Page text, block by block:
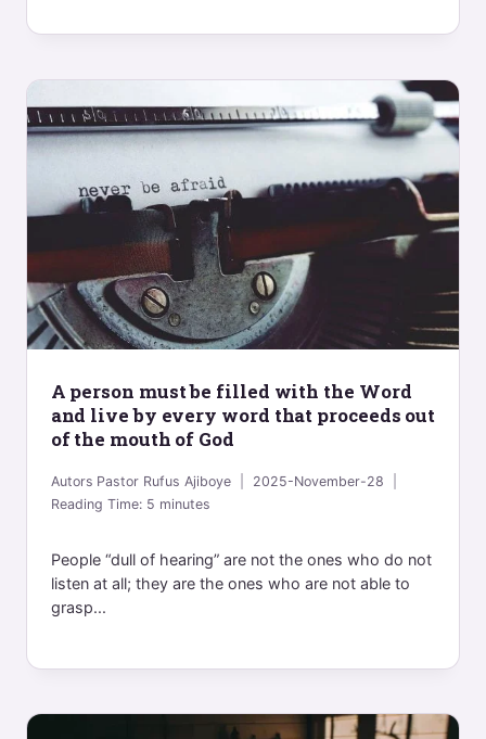
A person must be filled with the Word
and live by every word that proceeds out
of the mouth of God
Autors Pastor Rufus Ajiboye
2025-November-28
Reading Time:5 minutes
People “dull of hearing” are not the ones who do not
listen at all; they are the ones who are not able to
grasp...